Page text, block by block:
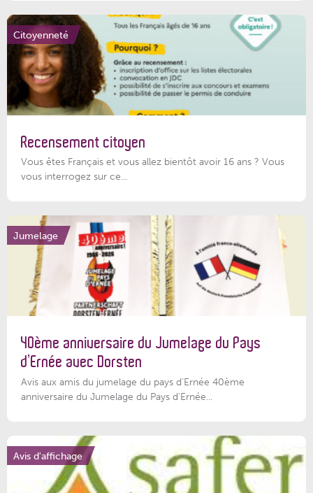
Citoyenneté
Recensement citoyen
Vous êtes Français et vous allez bientôt avoir 16 ans ? Vous
vous interrogez sur ce...
Jumelage
40ème anniversaire du Jumelage du Pays
d’Ernée avec Dorsten
Avis aux amis du jumelage du pays d'Ernée 40ème
anniversaire du Jumelage du Pays d'Ernée...
Avis d'affichage